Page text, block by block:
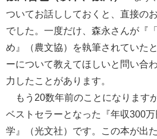
ついてお話ししておくと、直接の
でした。一度だけ、森永さんが『
め』（農文協）を執筆されていた
ーについて教えてほしいと問い合
力したことがあります。
もう20数年前のことになります
ベストセラーとなった『年収300
学』（光文社）です。この本が出